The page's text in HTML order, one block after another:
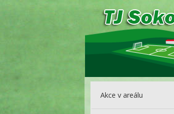
Akce v areálu